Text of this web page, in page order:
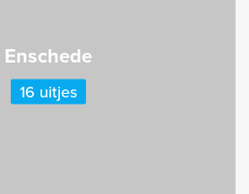
Enschede
16 uitjes